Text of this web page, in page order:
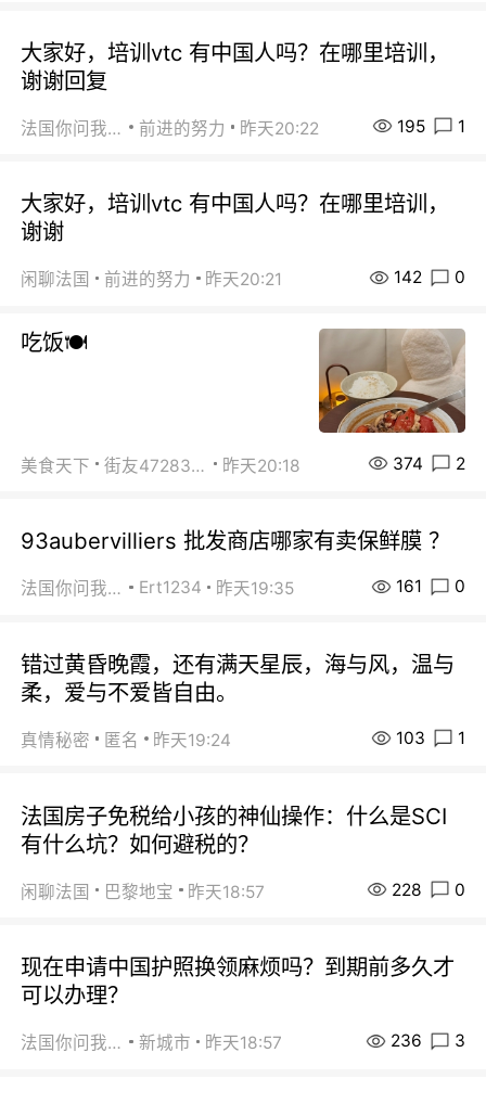
大家好，培训vtc 有中国人吗？在哪里培训，
谢谢回复
法国你问我答 前进的努力 昨天20:22 195 1
大家好，培训vtc 有中国人吗？在哪里培训，
谢谢
闲聊法国 前进的努力 昨天20:21 142 0
吃饭🍽️
美食天下 街友472838572 昨天20:18 374 2
93aubervilliers 批发商店哪家有卖保鲜膜 ？
法国你问我答 Ert1234 昨天19:35 161 0
错过黄昏晚霞，还有满天星辰，海与风，温与
柔，爱与不爱皆自由。
真情秘密 匿名 昨天19:24 103 1
法国房子免税给小孩的神仙操作：什么是SCI
有什么坑？如何避税的？
闲聊法国 巴黎地宝 昨天18:57 228 0
现在申请中国护照换领麻烦吗？到期前多久才
可以办理？
法国你问我答 新城市 昨天18:57 236 3